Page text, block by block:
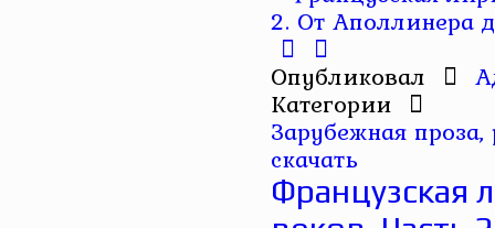
Опубликовал
Категории
Зарубежная
скачать
Французская